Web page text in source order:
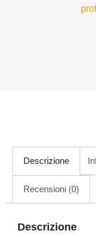
Descrizione
Recensioni (0)
Descrizione